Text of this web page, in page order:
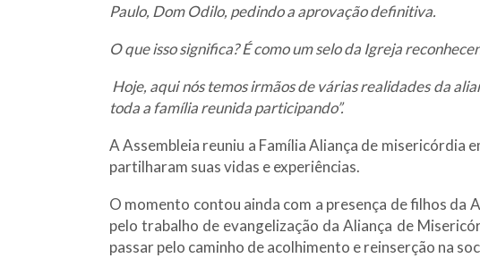
Paulo, Dom Odilo, pedindo a aprovação definitiva.
O que isso significa? É como um selo da Igreja
Hoje, aqui nós temos irmãos de várias realidades da
toda a família reunida participando”.
A Assembleia reuniu a Família Aliança de
partilharam suas vidas e experiências.
O momento contou ainda com a presença de filhos da
pelo trabalho de evangelização da Aliança de
passar pelo caminho de acolhimento e reinserção na